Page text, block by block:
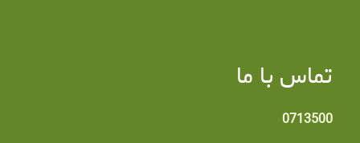
تماس با ما
0713500